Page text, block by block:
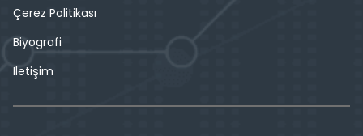
Çerez Politikası
Biyografi
İletişim